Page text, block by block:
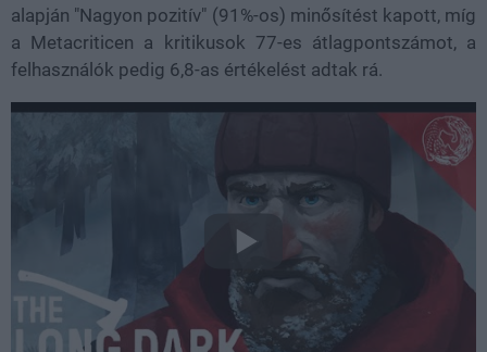
alapján "Nagyon pozitív" (91%-os) minősítést kapott, míg
a Metacriticen a kritikusok 77-es átlagpontszámot, a
felhasználók pedig 6,8-as értékelést adtak rá.